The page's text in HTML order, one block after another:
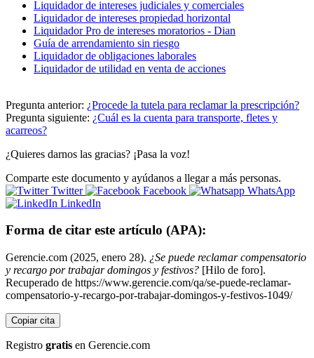
Liquidador de intereses judiciales y comerciales
Liquidador de intereses propiedad horizontal
Liquidador Pro de intereses moratorios - Dian
Guía de arrendamiento sin riesgo
Liquidador de obligaciones laborales
Liquidador de utilidad en venta de acciones
Pregunta anterior: ¿Procede la tutela para reclamar la prescripción?
Pregunta siguiente: ¿Cuál es la cuenta para transporte, fletes y
acarreos?
¿Quieres darnos las gracias? ¡Pasa la voz!
Comparte este documento y ayúdanos a llegar a más personas.
Twitter
Facebook
WhatsApp
LinkedIn
Forma de citar este artículo (APA):
Gerencie.com (2025, enero 28). ¿Se puede reclamar compensatorio
y recargo por trabajar domingos y festivos? [Hilo de foro].
Recuperado de https://www.gerencie.com/qa/se-puede-reclamar-
compensatorio-y-recargo-por-trabajar-domingos-y-festivos-1049/
Copiar cita
Registro gratis en Gerencie.com